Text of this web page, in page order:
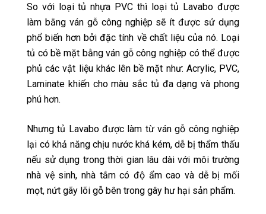
So với loại tủ nhựa PVC thì loại tủ Lavabo được
làm bằng ván gỗ công nghiệp sẽ ít được sử dụng
phổ biến hơn bởi đặc tính về chất liệu của nó. Loại
tủ có bề mặt bằng ván gỗ công nghiệp có thể được
phủ các vật liệu khác lên bề mặt như: Acrylic, PVC,
Laminate khiến cho màu sắc tủ đa dạng và phong
phú hơn.
Nhưng tủ Lavabo được làm từ ván gỗ công nghiệp
lại có khả năng chịu nước khá kém, dễ bị thẩm thấu
nếu sử dụng trong thời gian lâu dài với môi trường
nhà vệ sinh, nhà tắm có độ ẩm cao và dễ bị mối
mọt, nứt gãy lõi gỗ bên trong gây hư hại sản phẩm.